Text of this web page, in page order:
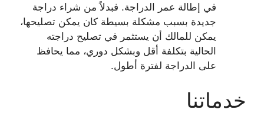
في إطالة عمر الدراجة. فبدلاً من شراء دراجة
جديدة بسبب مشكلة بسيطة كان يمكن تصليحها،
يمكن للمالك أن يستثمر في تصليح دراجته
الحالية بتكلفة أقل وبشكل دوري، مما يحافظ
على الدراجة لفترة أطول.
خدماتنا